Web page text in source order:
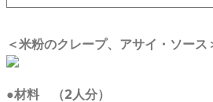
＜米粉のクレープ、アサイ・ソース
●材料 （2人分）